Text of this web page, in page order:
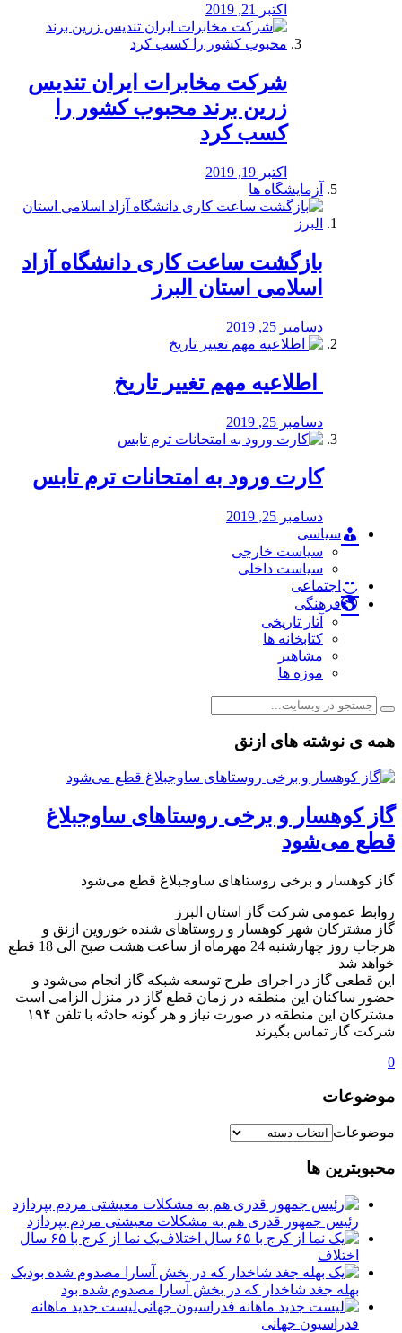
اکتبر 21, 2019
شرکت مخابرات ایران تندیس
زرین برند محبوب کشور را
کسب کرد
اکتبر 19, 2019
آزمایشگاه ها
بازگشت ساعت کاری دانشگاه آزاد
اسلامی استان البرز
دسامبر 25, 2019
️ اطلاعیه مهم تغییر تاریخ
دسامبر 25, 2019
کارت ورود به امتحانات ترم تابس
دسامبر 25, 2019
سیاسی
سیاست خارجی
سیاست داخلی
اجتماعی
فرهنگی
آثار تاریخی
کتابخانه ها
مشاهیر
موزه ها
همه ی نوشته های ازنق
گاز کوهسار و برخی روستاهای ساوجبلاغ
قطع می‌شود
گاز کوهسار و برخی روستاهای ساوجبلاغ قطع می‌شود
روابط عمومی شرکت گاز استان البرز
گاز مشترکان شهر کوهسار و روستاهای شنده خوروین ازنق و
هرجاب روز چهارشنبه 24 مهرماه از ساعت هشت صبح الی 18 قطع
خواهد شد
این قطعی گاز در اجرای طرح توسعه شبکه گاز انجام می‌شود و
حضور ساکنان این منطقه در زمان قطع گاز در منزل الزامی است
مشترکان این منطقه در صورت نیاز و هر گونه حادثه با تلفن ۱۹۴
شرکت گاز تماس بگیرند
0
موضوعات
موضوعات
محبوبترین ها
رئیس جمهور قدری هم به مشکلات معیشتی مردم بپردازد
یک نما از کرج با ۶۵ سال
اختلاف
یک
بهله جغد شاخدار که در بخش آسارا مصدوم شده بود
لیست جدید ماهانه
فدراسیون جهانی